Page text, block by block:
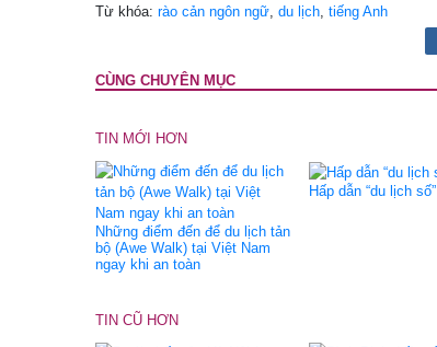
Từ khóa: rào cản ngôn ngữ, du lịch, tiếng Anh
CÙNG CHUYÊN MỤC
TIN MỚI HƠN
Những điểm đến để du lịch tản
bộ (Awe Walk) tại Việt Nam
ngay khi an toàn
Hấp dẫn “du lịch số”
TIN CŨ HƠN